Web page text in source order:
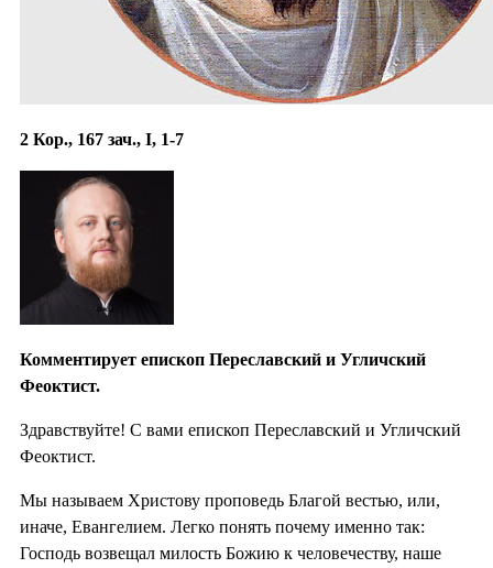
2 Кор., 167 зач., I, 1-7
Комментирует епископ Переславский и Угличский
Феоктист.
Здравствуйте! С вами епископ Переславский и Угличский
Феоктист.
Мы называем Христову проповедь Благой вестью, или,
иначе, Евангелием. Легко понять почему именно так:
Господь возвещал милость Божию к человечеству, наше